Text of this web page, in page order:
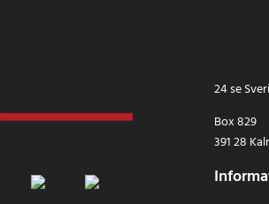
24 se
Box 829
391 28